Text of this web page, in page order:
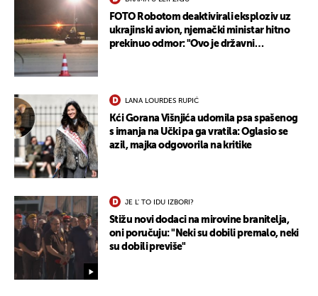
FOTO Robotom deaktivirali eksploziv uz
ukrajinski avion, njemački ministar hitno
prekinuo odmor: "Ovo je državni
LANA LOURDES RUPIĆ
Kći Gorana Višnjića udomila psa spašenog
s imanja na Učki pa ga vratila: Oglasio se
azil, majka odgovorila na kritike
JE L' TO IDU IZBORI?
Stižu novi dodaci na mirovine branitelja,
oni poručuju: "Neki su dobili premalo, neki
su dobili previše"